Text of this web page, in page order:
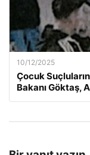
10/12/2025
Çocuk
Bakanı Göktaş,